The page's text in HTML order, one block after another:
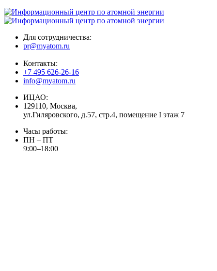
Для сотрудничества:
pr@myatom.ru
Контакты:
+7 495 626-26-16
info@myatom.ru
ИЦАО:
129110, Москва,
ул.Гиляровского, д.57, стр.4, помещение I этаж 7
Часы работы:
ПН – ПТ
9:00–18:00